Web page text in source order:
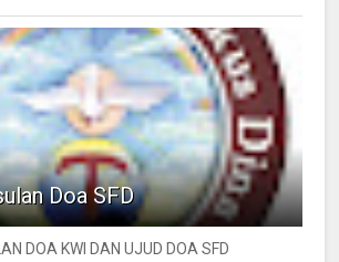
Doa SFD
DOA KWI DAN UJUD DOA SFD